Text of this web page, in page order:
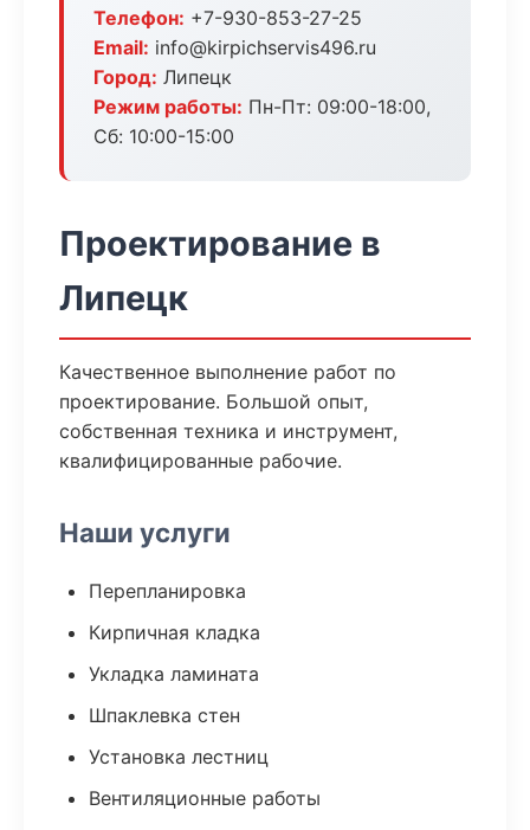
Телефон: +7-930-853-27-25
Email: info@kirpichservis496.ru
Город: Липецк
Режим работы: Пн-Пт: 09:00-18:00,
Сб: 10:00-15:00
Проектирование в
Липецк
Качественное выполнение работ по
проектирование. Большой опыт,
собственная техника и инструмент,
квалифицированные рабочие.
Наши услуги
Перепланировка
Кирпичная кладка
Укладка ламината
Шпаклевка стен
Установка лестниц
Вентиляционные работы